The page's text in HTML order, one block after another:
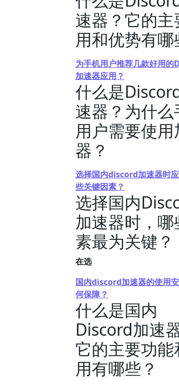
速器？它的主
用和优势有哪
为手机用户推荐几款好用的
加速器应用？
什么是
速器？为什么
用户需要使用
器？
选择国内discord加速器时
些关键因素？
选择国内
加速器时，哪
素最为关键？
在选
国内discord加速器的使用
何保障？
什么是国内
Discord加速
它的主要功能
用有哪些？